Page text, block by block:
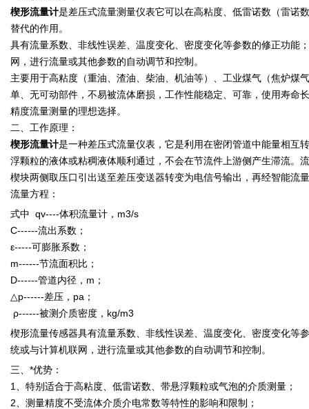
楔形流量计是差压式流量测量仪表它可以在高粘度、低雷诺数（雷诺
替代的作用。
具有流量系数、非线性误差、温度变化、密度变化等参数的修正功
网，进行流量或其他参数的自动调节和控制。
主要用于高粘度（重油、渣油、柴油、机油等）、工业煤气（焦炉
单、无可动部件，不易被流体磨损，工作性能稳定、可靠，使用寿命
精度流量测量的理想选择。
二、工作原理：
楔形流量计是一种差压式流量仪表，它是利用在密闭管道中能量相互
浮颗粒的液体或粘稠液体顺利通过，不会在节流件上游侧产生滞流。
楔块两侧取压口引出送至差压变送器转变为电信号输出，再经智能流
流量方程：
式中 qv----体积流量计，m3/s
C------流出系数；
ε-----可膨胀系数；
m------节流面积比；
D------管道内径，m；
△p------差压，pa；
ρ------被测介质密度，kg/m3
楔形流量传感器具有流量系数、非线性误差、温度变化、密度变化等
统或与计算机联网，进行流量或其他参数的自动调节和控制。
三、*优势：
1、特别适合于高粘度、低雷诺数、带悬浮颗粒或气泡的介质测量；
2、测量精度不受流体介质介电常数等特性的影响和限制；